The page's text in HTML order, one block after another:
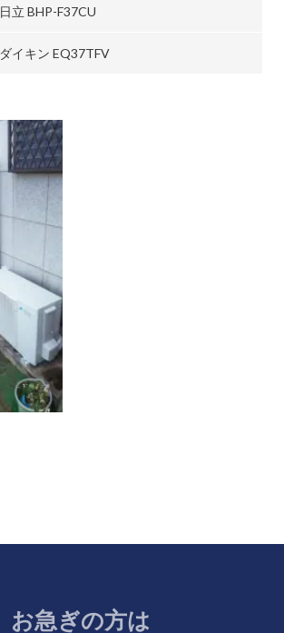
日立 BHP-F37CU
ダイキン EQ37TFV
お急ぎの方は